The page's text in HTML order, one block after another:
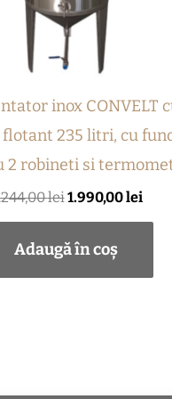
inox CONVELT
flotant 235 litri, cu
2 robineti si
lei1.990,00lei
Adaugă în coș